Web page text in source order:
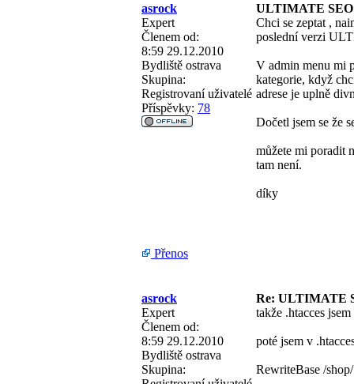
asrock
ULTIMATE
Expert
Členem od:
8:59 29.12.2010
Bydliště ostrava
Skupina:
Registrovaní uživatelé
Příspěvky: 78
Chci se zeptat ,
poslední verzi
V admin menu mi
kategorie, když
adrese je uplně
Dočetl jsem se že
můžete mi poradit
tam není.
díky
Přenos
asrock
Re: ULTIMATE
Expert
Členem od:
8:59 29.12.2010
Bydliště ostrava
Skupina:
takže .htacces
poté jsem v
RewriteBase /